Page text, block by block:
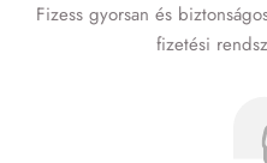
Fizess gyorsan és
fizetési